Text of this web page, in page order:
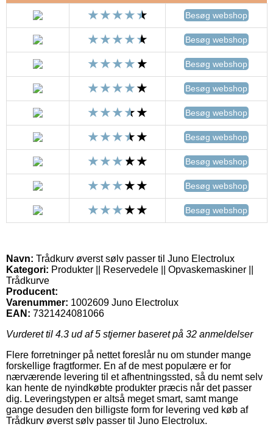
Besøg webshop
Besøg webshop
Besøg webshop
Besøg webshop
Besøg webshop
Besøg webshop
Besøg webshop
Besøg webshop
Besøg webshop
Navn: Trådkurv øverst sølv passer til Juno Electrolux
Kategori: Produkter || Reservedele || Opvaskemaskiner ||
Trådkurve
Producent:
Varenummer: 1002609 Juno Electrolux
EAN: 7321424081066
Vurderet til 4.3 ud af 5 stjerner baseret på 32 anmeldelser
Flere forretninger på nettet foreslår nu om stunder mange
forskellige fragtformer. En af de mest populære er for
nærværende levering til et afhentningssted, så du nemt selv
kan hente de nyindkøbte produkter præcis når det passer
dig. Leveringstypen er altså meget smart, samt mange
gange desuden den billigste form for levering ved køb af
Trådkurv øverst sølv passer til Juno Electrolux.